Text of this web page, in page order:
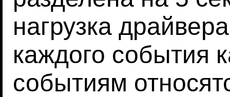
нагрузка
каждого события
событиям